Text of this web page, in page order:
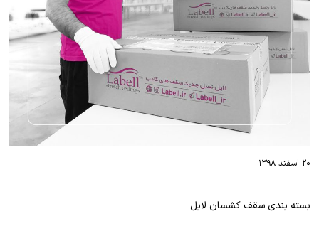
۲۰ اسفند ۱۳۹۸
بسته بندی سقف کشسان لابل